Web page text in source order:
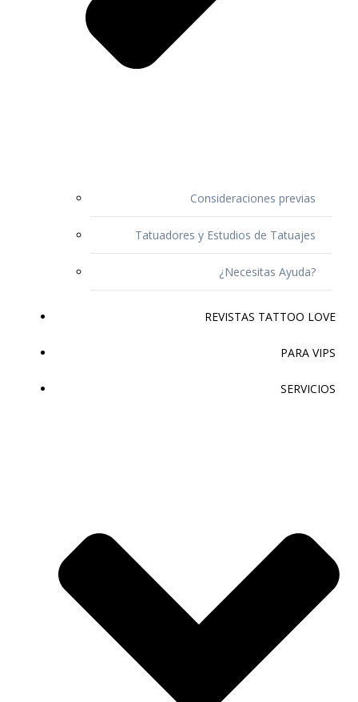
Consideraciones previas
Tatuadores y Estudios de Tatuajes
¿Necesitas Ayuda?
REVISTAS TATTOO LOVE
PARA VIPS
SERVICIOS